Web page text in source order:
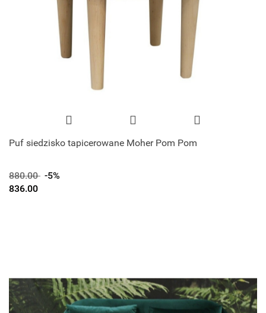
Puf siedzisko tapicerowane Moher Pom Pom
880.00 -5%
836.00